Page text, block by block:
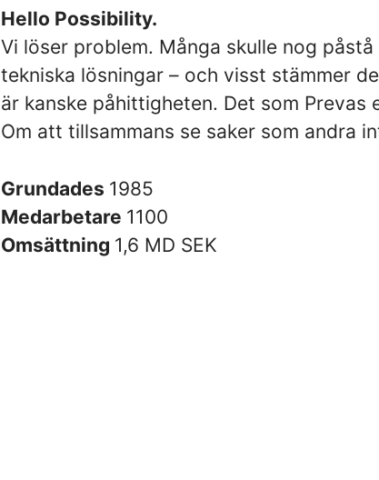
Hello Possibility.
Vi löser problem. Många skulle nog
tekniska lösningar – och visst stämmer
är kanske påhittigheten. Det som Prevas
Om att tillsammans se saker som andra
Grundades 1985
Medarbetare 1100
Omsättning 1,6 MD SEK